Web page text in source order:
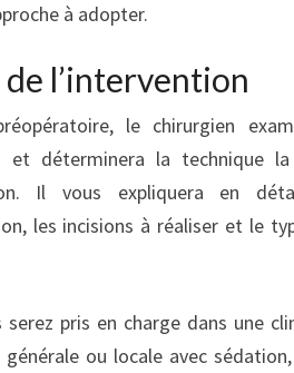
à adopter.
l’intervention
le chirurgien
et déterminera la technique
Il vous expliquera en
les incisions à réaliser et le
pris en charge dans une
générale ou locale avec